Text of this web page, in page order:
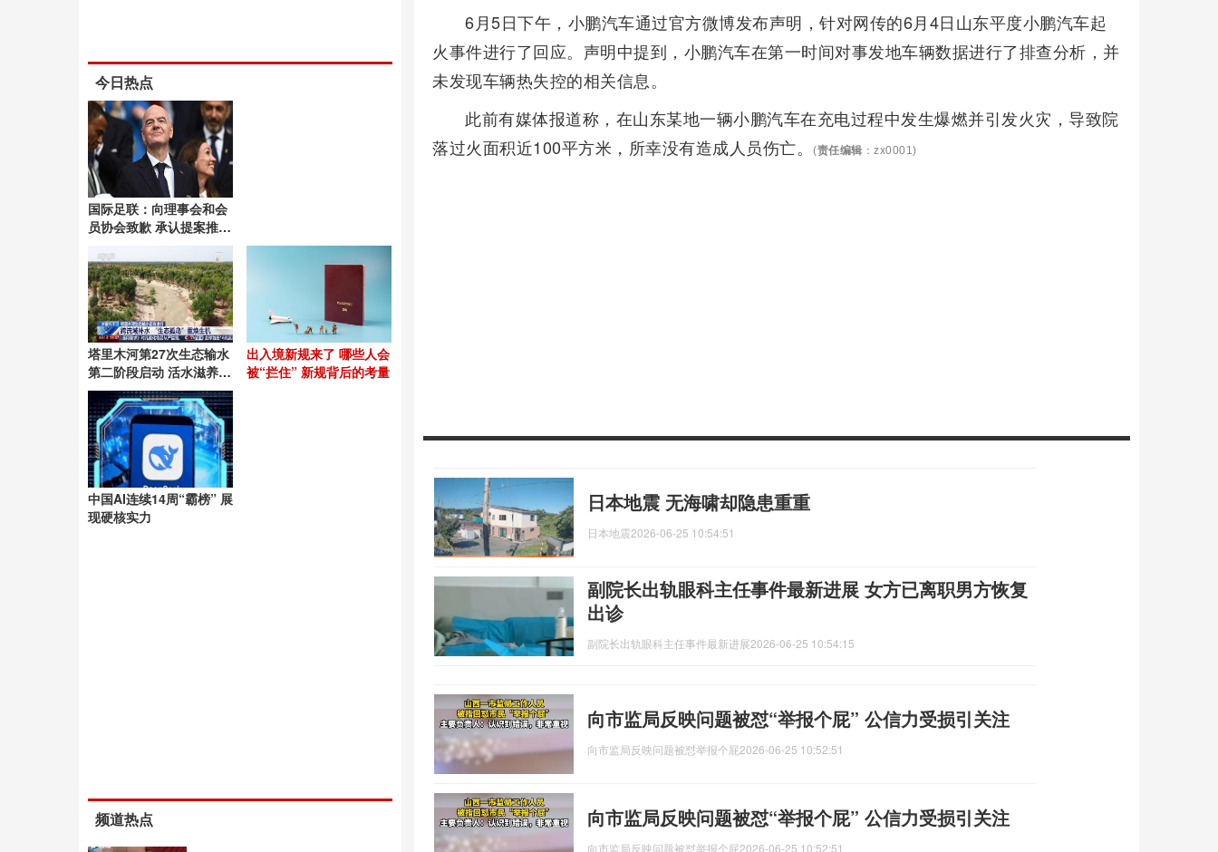
6月5日下午，小鹏汽车通过官方微博发布声明，针对网传的6月4日山东平度小鹏汽车起
火事件进行了回应。声明中提到，小鹏汽车在第一时间对事发地车辆数据进行了排查分析，并
未发现车辆热失控的相关信息。
此前有媒体报道称，在山东某地一辆小鹏汽车在充电过程中发生爆燃并引发火灾，导致院
落过火面积近100平方米，所幸没有造成人员伤亡。
(责任编辑 ：zx0001)
日本地震 无海啸却隐患重重
日本地震2026-06-25 10:54:51
副院长出轨眼科主任事件最新进展 女方已离职男方恢复
出诊
副院长出轨眼科主任事件最新进展2026-06-25 10:54:15
向市监局反映问题被怼“举报个屁” 公信力受损引关注
向市监局反映问题被怼举报个屁2026-06-25 10:52:51
向市监局反映问题被怼“举报个屁” 公信力受损引关注
向市监局反映问题被怼举报个屁2026-06-25 10:52:51
今日热点
国际足联：向理事会和会
员协会致歉 承认提案推进
塔里木河第27次生态输水
第二阶段启动 活水滋养绿
洲
出入境新规来了 哪些人会
被“拦住” 新规背后的考量
中国AI连续14周“霸榜” 展
现硬核实力
频道热点